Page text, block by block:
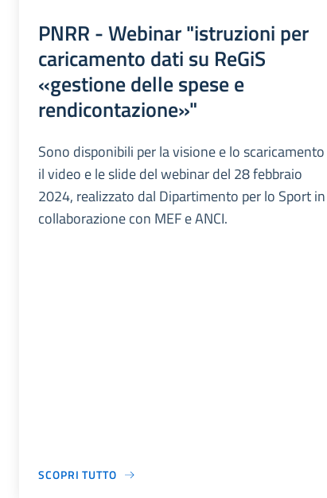
PNRR - Webinar "istruzioni per
caricamento dati su ReGiS
«gestione delle spese e
rendicontazione»"
Sono disponibili per la visione e lo scaricamento
il video e le slide del webinar del 28 febbraio
2024, realizzato dal Dipartimento per lo Sport in
collaborazione con MEF e ANCI.
SCOPRI TUTTO